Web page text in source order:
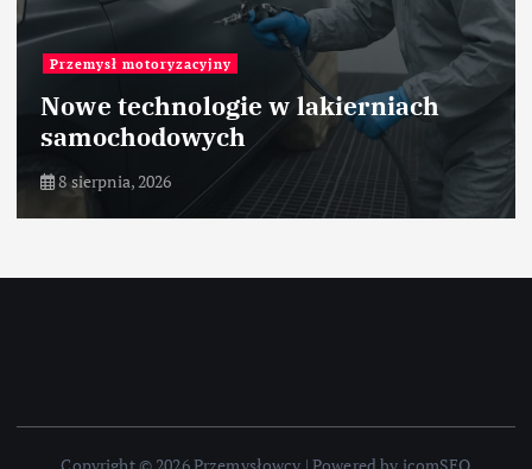
Przemysł motoryzacyjny
Nowe technologie w lakierniach
samochodowych
8 sierpnia, 2026